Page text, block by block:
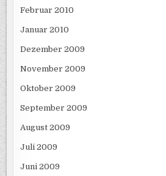
Februar 2010
Januar 2010
Dezember 2009
November 2009
Oktober 2009
September 2009
August 2009
Juli 2009
Juni 2009